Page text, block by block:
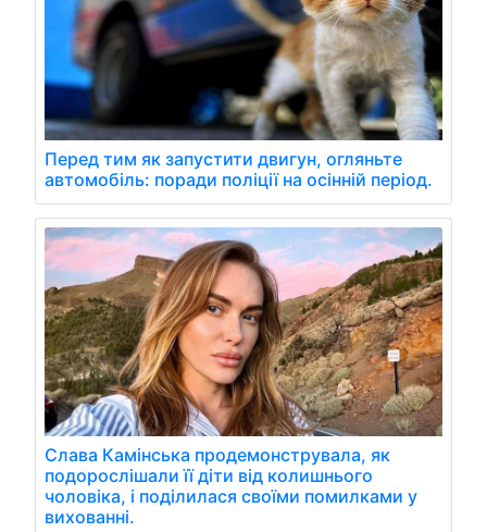
Перед тим як запустити двигун, огляньте
автомобіль: поради поліції на осінній період.
Слава Камінська продемонструвала, як
подорослішали її діти від колишнього
чоловіка, і поділилася своїми помилками у
вихованні.